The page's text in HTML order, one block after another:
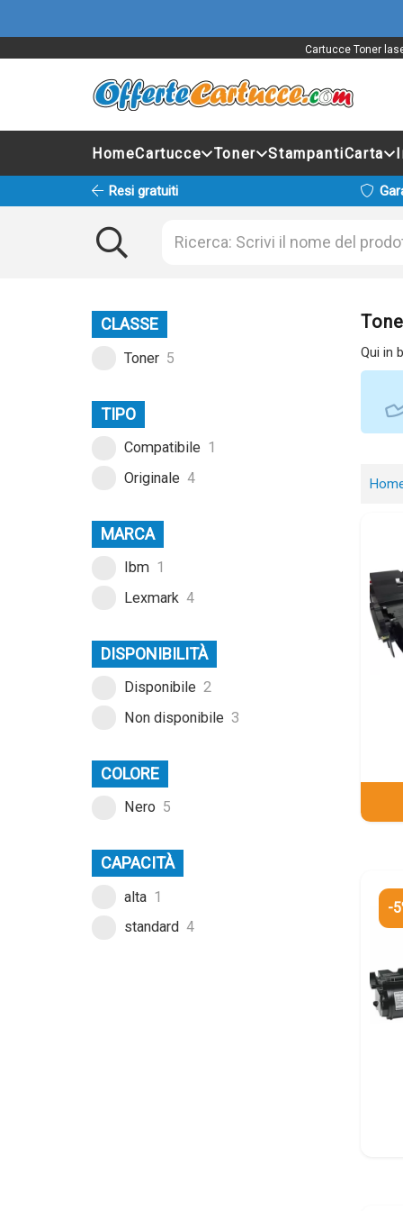
Cartucce Toner
HomeCartucce Toner StampantiCarta
Resi gratuiti
CLASSE
Toner 5
TIPO
Compatibile 1
Originale 4
MARCA
Ibm 1
Lexmark 4
DISPONIBILITÀ
Disponibile 2
Non disponibile 3
COLORE
Nero 5
CAPACITÀ
alta 1
standard 4
Qui in
-